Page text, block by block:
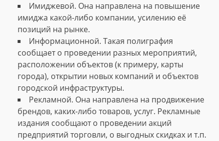
Имиджевой. Она направлена на повышение
имиджа какой-либо компании, усилению её
позиций на рынке.
Информационной. Такая полиграфия
сообщает о проведении разных мероприятий,
расположении объектов (к примеру, карты
города), открытии новых компаний и объектов
городской инфраструктуры.
Рекламной. Она направлена на продвижение
брендов, каких-либо товаров, услуг. Рекламные
издания сообщают о проведении акций
предприятий торговли, о выгодных скидках и т.п.